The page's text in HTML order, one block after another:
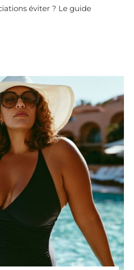
éviter ? Le guide